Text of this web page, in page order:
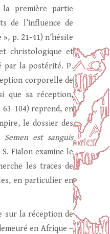
la première partie
de l’influence de
p. 21-41) n’hésite
christologique et
par la postérité. P.
corporelle de
que sa réception,
104) reprend, en
le dossier des
Semen est sanguis
Fialon examine le
les traces de
en particulier en
sur la réception de
en Afrique –